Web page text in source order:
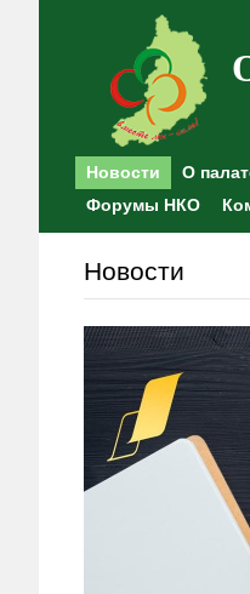
Новости О
Форумы НКО
Новости